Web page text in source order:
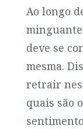
Ao longo
minguante
deve se
mesma.
retrair
quais são